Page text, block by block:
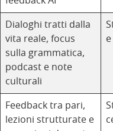
Dialoghi tratti dalla
vita reale, focus
sulla grammatica,
podcast e note
culturali
Feedback tra pari,
lezioni strutturate e